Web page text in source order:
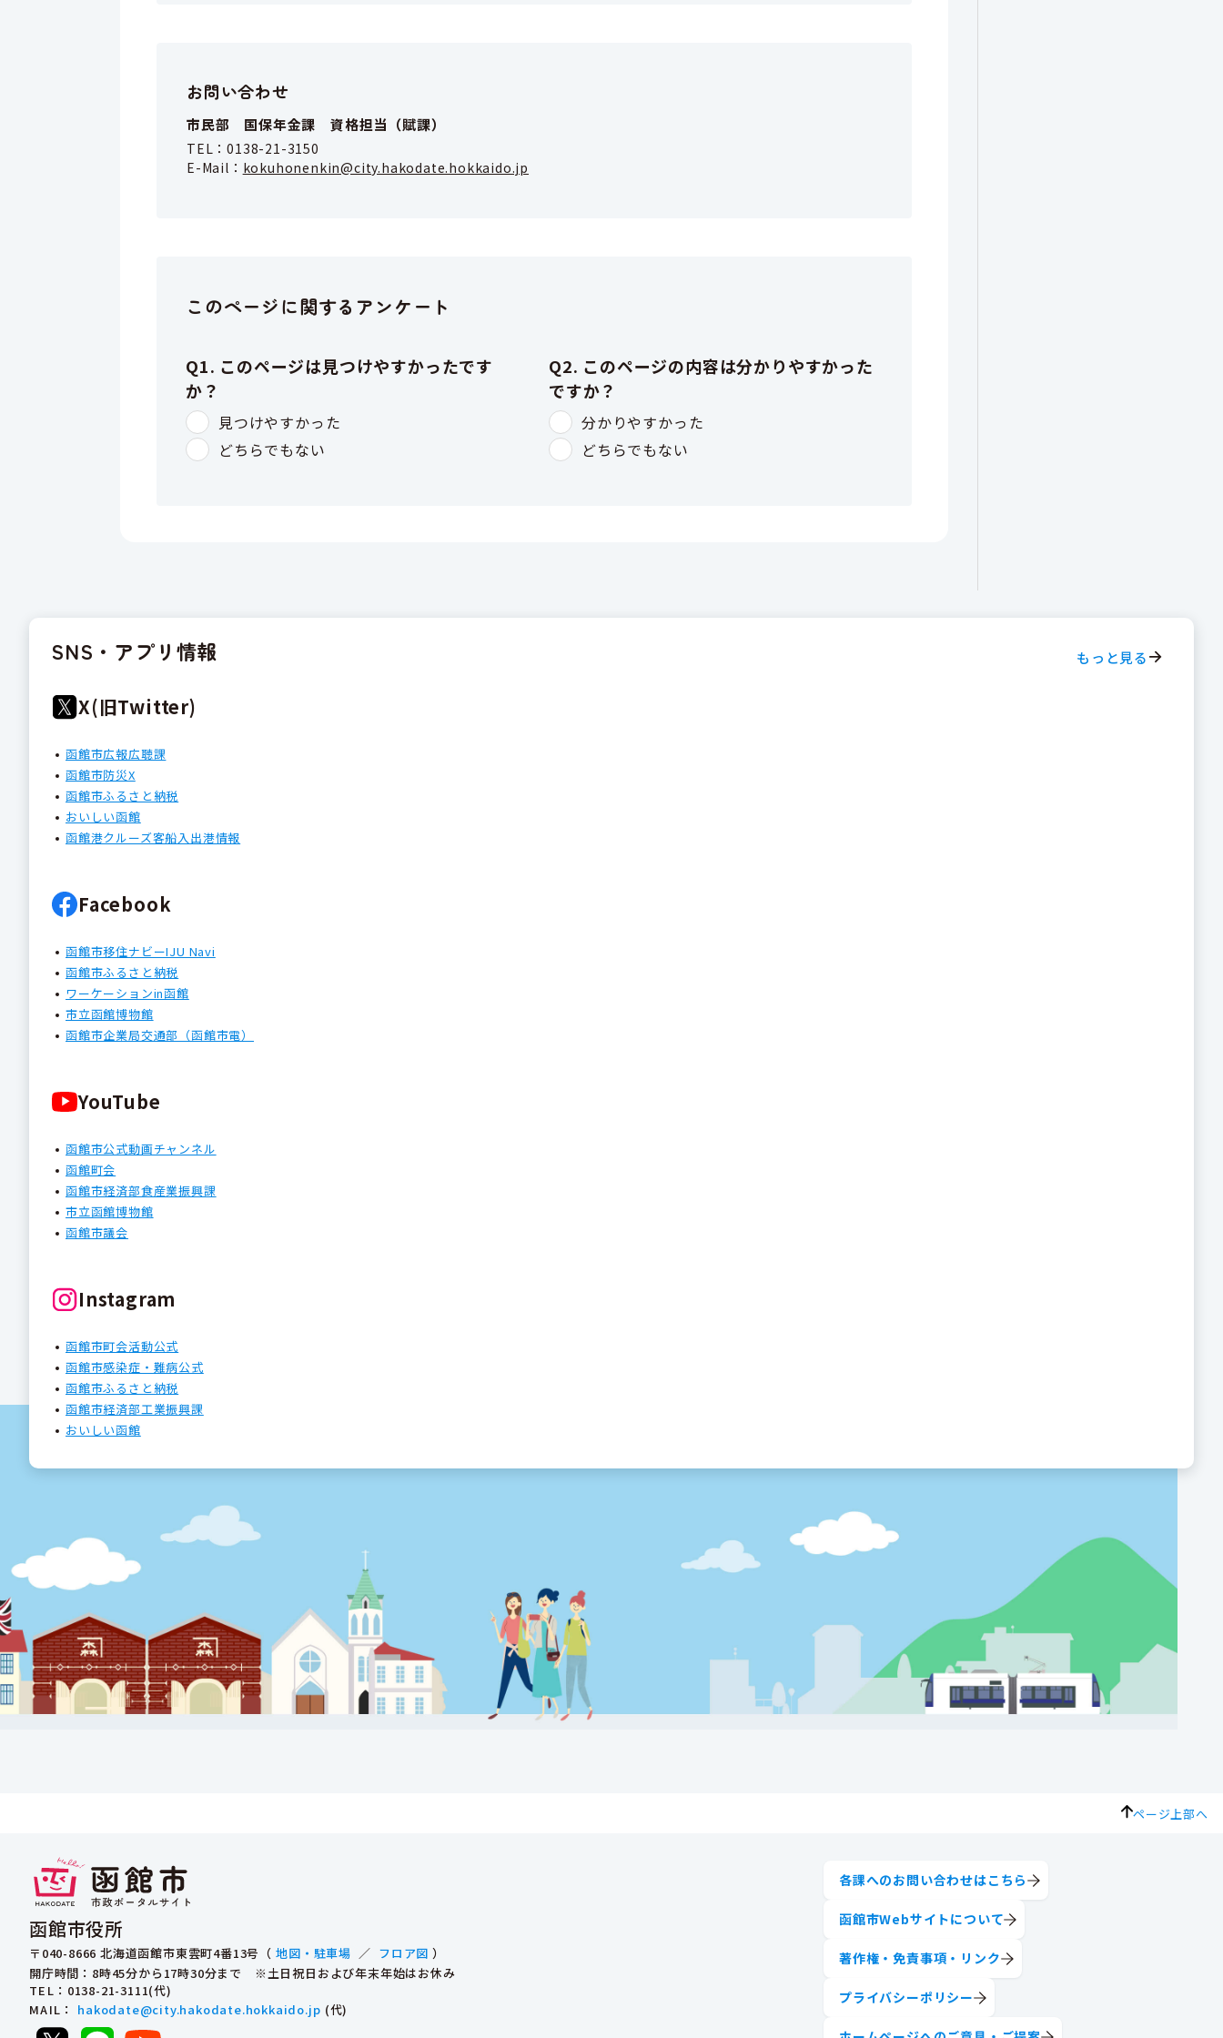
お問い合わせ
市民部 国保年金課 資格担当（賦課）
TEL：0138-21-3150
E-Mail： kokuhonenkin@city.hakodate.hokkaido.jp
このページに関するアンケート
SNS・アプリ情報 もっと見る
X(旧Twitter)
函館市広報広聴課
函館市防災X
函館市ふるさと納税
おいしい函館
函館港クルーズ客船入出港情報
Facebook
函館市移住ナビーIJU Navi
函館市ふるさと納税
ワーケーションin函館
市立函館博物館
函館市企業局交通部（函館市電）
YouTube
函館市公式動画チャンネル
函館町会
函館市経済部食産業振興課
市立函館博物館
函館市議会
Instagram
函館市町会活動公式
函館市感染症・難病公式
函館市ふるさと納税
函館市経済部工業振興課
おいしい函館
ページ上部へ
函館市役所
〒040-8666 北海道函館市東雲町4番13号（ 地図・駐車場 ／ フロア図 ）
開庁時間：8時45分から17時30分まで ※土日祝日および年末年始はお休み
TEL ：0138-21-3111(代)
MAIL ： hakodate@city.hakodate.hokkaido.jp (代)
各課へのお問い合わせはこちら
函館市Webサイトについて
著作権・免責事項・リンク
プライバシーポリシー